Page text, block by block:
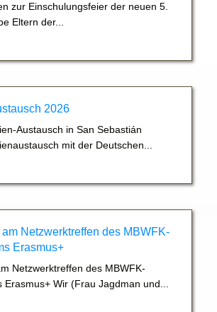
zur Einschulungsfeier der neuen 5.
Eltern der...
2026
Austausch in San Sebastián
mit der Deutschen...
Netzwerktreffen des MBWFK-
Erasmus+
Netzwerktreffen des MBWFK-
Erasmus+ Wir (Frau Jagdman und...